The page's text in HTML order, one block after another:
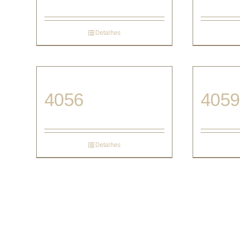
Detalhes
4056
Detalhes
4059